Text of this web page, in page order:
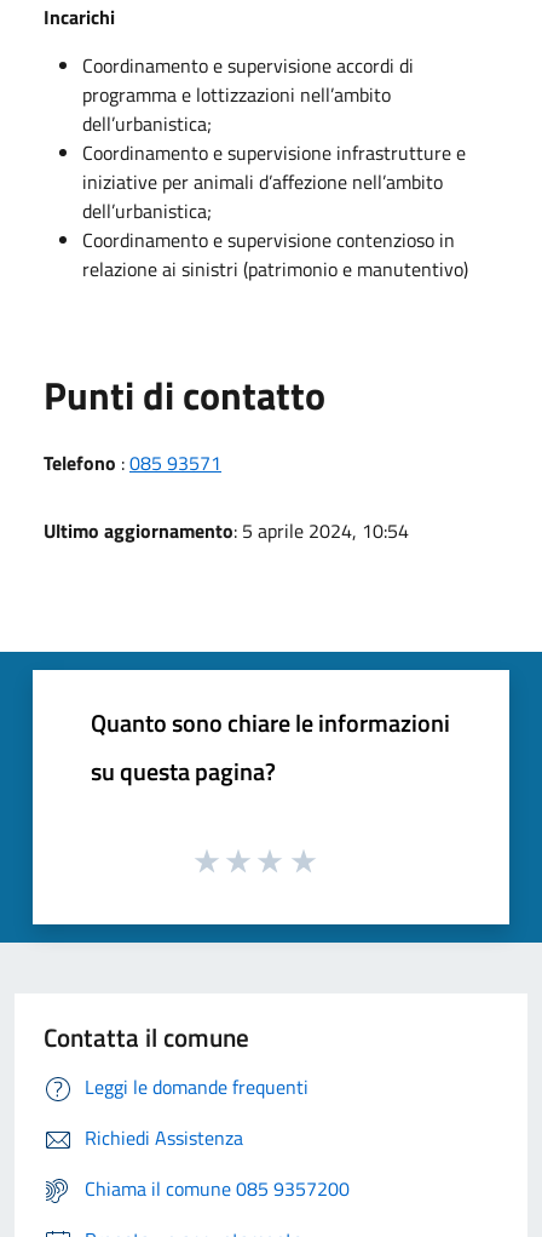
Incarichi
Coordinamento e supervisione accordi di
programma e lottizzazioni nell’ambito
dell’urbanistica;
Coordinamento e supervisione infrastrutture e
iniziative per animali d’affezione nell’ambito
dell’urbanistica;
Coordinamento e supervisione contenzioso in
relazione ai sinistri (patrimonio e manutentivo)
Punti di contatto
Telefono :085 93571
Ultimo aggiornamento: 5 aprile 2024, 10:54
Quanto sono chiare le informazioni
su questa pagina?
Contatta il comune
Leggi le domande frequenti
Richiedi Assistenza
Chiama il comune 085 9357200